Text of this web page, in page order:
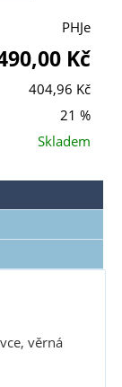
PHJe
Kč
404,96 Kč
21 %
Skladem
věrná